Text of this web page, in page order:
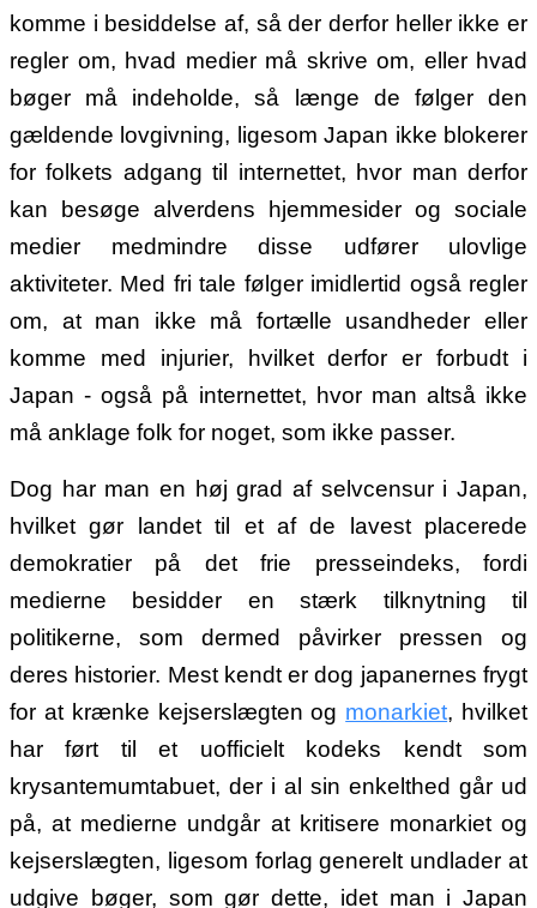
komme i besiddelse af, så der derfor heller ikke er
regler om, hvad medier må skrive om, eller hvad
bøger må indeholde, så længe de følger den
gældende lovgivning, ligesom Japan ikke blokerer
for folkets adgang til internettet, hvor man derfor
kan besøge alverdens hjemmesider og sociale
medier medmindre disse udfører ulovlige
aktiviteter. Med fri tale følger imidlertid også regler
om, at man ikke må fortælle usandheder eller
komme med injurier, hvilket derfor er forbudt i
Japan - også på internettet, hvor man altså ikke
må anklage folk for noget, som ikke passer.
Dog har man en høj grad af selvcensur i Japan,
hvilket gør landet til et af de lavest placerede
demokratier på det frie presseindeks, fordi
medierne besidder en stærk tilknytning til
politikerne, som dermed påvirker pressen og
deres historier. Mest kendt er dog japanernes frygt
for at krænke kejserslægten og monarkiet, hvilket
har ført til et uofficielt kodeks kendt som
krysantemumtabuet, der i al sin enkelthed går ud
på, at medierne undgår at kritisere monarkiet og
kejserslægten, ligesom forlag generelt undlader at
udgive bøger, som gør dette, idet man i Japan